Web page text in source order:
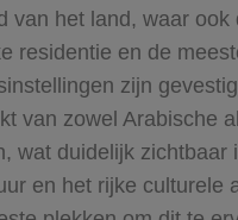
van het land, waar ook
residentie en de
zijn
van zowel Arabische
wat duidelijk zichtbaar
en het rijke culturele